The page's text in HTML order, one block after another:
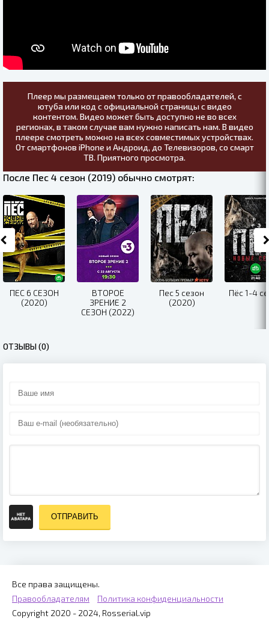
Плеер мы размещаем только от правообладателей, с
ютуба или код с официальной страницы с видео
контентом. Видео может быть доступно не во всех
регионах, в таком случае вам нужно написать нам. В видео
плеере смотреть можно на всех совместимых устройствах.
От смартфонов iPhone и Андроид, до Телевизоров, со смарт
ТВ. Приятного просмотра.
После Пес 4 сезон (2019) обычно смотрят:
ПЕС 6 СЕЗОН
(2020)
ВТОРОЕ
ЗРЕНИЕ 2
СЕЗОН (2022)
Пес 5 сезон
(2020)
Пёс 1-4
ОТЗЫВЫ (0)
ОТПРАВИТЬ
Все права защищены.
Правообладателям
Политика конфиденциальности
Copyright 2020 - 2024, Rosserial.vip